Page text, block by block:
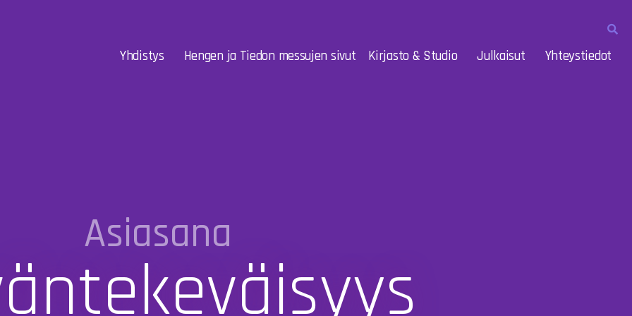
Yhdistys Hengen ja Tiedon messujen sivut Kirjasto & Studio Julkaisut Yhteystiedot
Asiasana